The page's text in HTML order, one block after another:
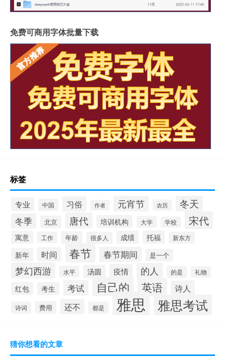
免费可商用字体批量下载
标签
专业 中国 习俗 作者 元宵节 农历 冬天
冬季 北京 唐代 培训机构 大学 学校 宋代
寓意 工作 年龄 很多人 成绩 托福 新东方
新年 时间 春节 春节期间 是一个
梦幻西游 水平 汤圆 疫情 的人 的是 礼物
红包 考生 考试 自己的 英语 诗人
诗词 费用 还不 都是 雅思 雅思考试
猜你想看的文章